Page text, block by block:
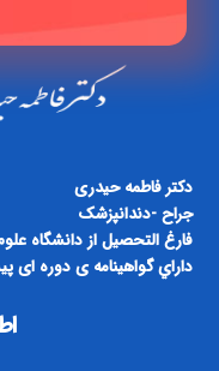
دكتر فاطمه حيدری
جراح -دندانپزشک
فارغ التحصيل از دانشگاه
داراي گواهينامه ی دوره ای